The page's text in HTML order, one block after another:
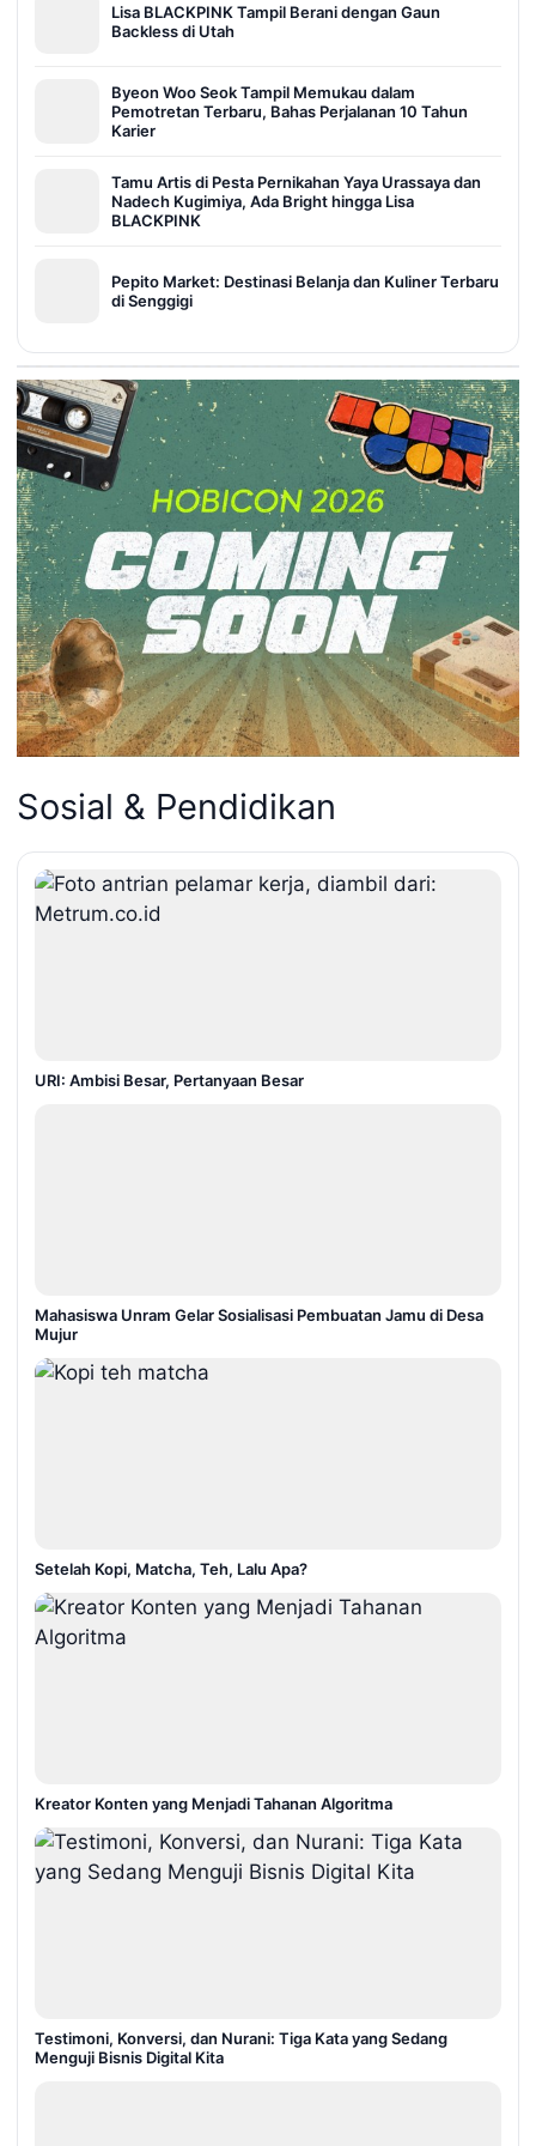
Lisa BLACKPINK Tampil Berani dengan Gaun
Backless di Utah
Byeon Woo Seok Tampil Memukau dalam
Pemotretan Terbaru, Bahas Perjalanan 10 Tahun
Karier
Tamu Artis di Pesta Pernikahan Yaya Urassaya dan
Nadech Kugimiya, Ada Bright hingga Lisa
BLACKPINK
Pepito Market: Destinasi Belanja dan Kuliner Terbaru
di Senggigi
Sosial & Pendidikan
URI: Ambisi Besar, Pertanyaan Besar
Mahasiswa Unram Gelar Sosialisasi Pembuatan Jamu di Desa
Mujur
Setelah Kopi, Matcha, Teh, Lalu Apa?
Kreator Konten yang Menjadi Tahanan Algoritma
Testimoni, Konversi, dan Nurani: Tiga Kata yang Sedang
Menguji Bisnis Digital Kita